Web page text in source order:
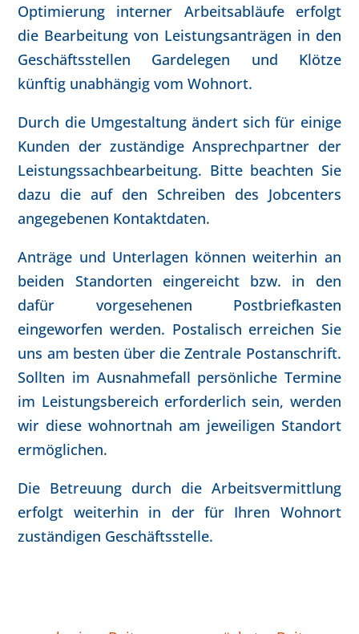
Optimierung interner Arbeitsabläufe erfolgt
die Bearbeitung von Leistungsanträgen in den
Geschäftsstellen Gardelegen und Klötze
künftig unabhängig vom Wohnort.
Durch die Umgestaltung ändert sich für einige
Kunden der zuständige Ansprechpartner der
Leistungssachbearbeitung. Bitte beachten Sie
dazu die auf den Schreiben des Jobcenters
angegebenen Kontaktdaten.
Anträge und Unterlagen können weiterhin an
beiden Standorten eingereicht bzw. in den
dafür vorgesehenen Postbriefkasten
eingeworfen werden. Postalisch erreichen Sie
uns am besten über die Zentrale Postanschrift.
Sollten im Ausnahmefall persönliche Termine
im Leistungsbereich erforderlich sein, werden
wir diese wohnortnah am jeweiligen Standort
ermöglichen.
Die Betreuung durch die Arbeitsvermittlung
erfolgt weiterhin in der für Ihren Wohnort
zuständigen Geschäftsstelle.